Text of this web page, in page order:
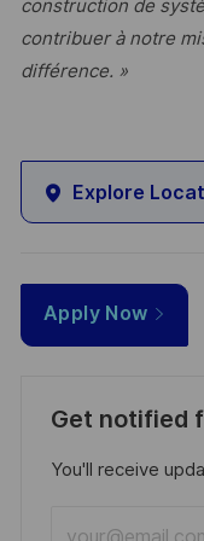
construction de
contribuer à notre
différence. »
Explore
Apply Now
Get notified
You'll receive